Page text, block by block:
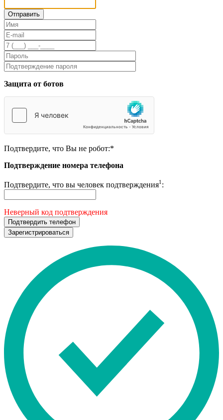
Защита от ботов
Подтвердите, что Вы не робот:*
Подтверждение номера телефона
Подтвердите, что вы человек подтверждения1 :
Неверный код подтверждения
Подтвердить телефон
Зарегистрироваться